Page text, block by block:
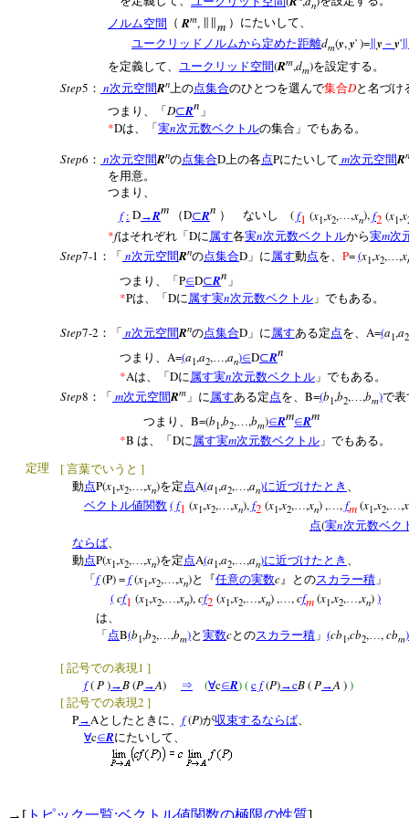
n
ノルム空間 （ Rm, m ）にたいして、
ユークリッドノルムから定めた距離dm(y,y' )=∥y － y'∥
を定義して、 ユークリッド空間(Rm,dm)を設定する。
Step5 ： n次元空間Rn上の点集合のひとつを選んで集合Dと名づけ
つまり、「 D⊂Rn 」
*Dは、「 実n次元数ベクトルの集合」でもある。
Step6 ： n次元空間Rnの点集合D上の各点Pにたいして m次元空間R
を用意。
つまり、
f : D→Rm （D⊂Rn ） ないし (f1 (x1,x2,…,xn),f2 (x1,x
*fはそれぞれ「 Dに 属す各実n次元数ベクトルから実m次
Step7-1 ：「 n次元空間Rnの点集合D 」に属す動点を、 P=(x1,x2,…,x
つまり、「 P∈D⊂Rn 」
*Pは、「 Dに属す実n次元数ベクトル 」でもある。
Step7-2 ：「 n次元空間Rnの点集合D 」に属すある定点を、 A=(a1,a2
つまり、 A=(a1,a2,…,an)∈D⊂Rn
*Aは、「 Dに 属す実n次元数ベクトル 」でもある。
Step8 ：「 m次元空間Rm 」に属すある定点を、 B=(b1,b2,…,bm)で表
つまり、 B=(b1,b2,…,bm)∈Rm∈Rm
*B は、「 Dに 属す実m次元数ベクトル 」でもある。
定理 [ 言葉でいうと ]
動点P(x1,x2,…,xn)を定点A(a1,a2,…,an)に近づけたとき 、
ベクトル値関数 (f1 (x1,x2, ,xn), f2 (x1,x2, ,xn) , , fm(x1,x2, ,x
点(実n次元数ベク
ならば、
動点P(x1,x2,…,xn)を定点A(a1,a2,…,an)に近づけたとき 、
「 f(P) =f(x1,x2, ,xn)と『任意の実数c 』とのスカラー積 」
(cf1 (x1,x2, ,xn), cf2 (x1,x2, ,xn) , , cfm(x1,x2, ,xn))
は、
「 点B(b1,b2, ,bm)と 実数cとのスカラー積 」 (cb1,cb2, ,cbm)
[ 記号での表現1 ]
f(P)→B(P→A) ⇒ (∀c∈R)(cf(P)→cB(P→A ))
[ 記号での表現2 ]
P→Aとしたときに、 f(P)が収束するならば、
∀c∈Rにたいして、
→[ トピック一覧:ベクトル値関数の極限の性質]